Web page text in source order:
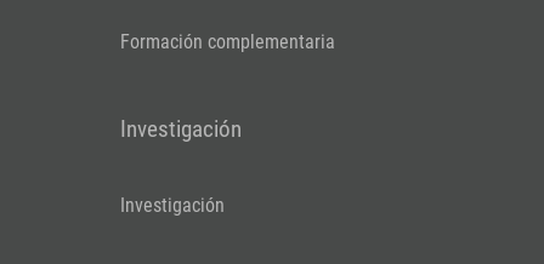
Formación complementaria
Investigación
Investigación